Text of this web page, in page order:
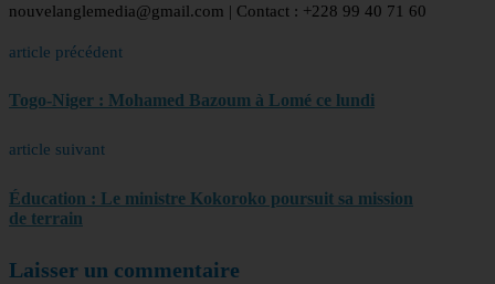
nouvelanglemedia@gmail.com | Contact : +228 99 40 71 60
article précédent
Togo-Niger : Mohamed Bazoum à Lomé ce lundi
article suivant
Éducation : Le ministre Kokoroko poursuit sa mission
de terrain
Laisser un commentaire